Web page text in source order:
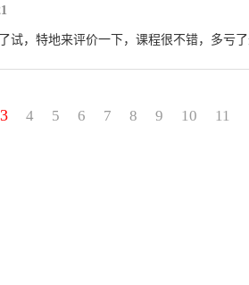
试，特地来评价一下，课程很不错，多亏
3 4 5 6 7 8 9 10 11